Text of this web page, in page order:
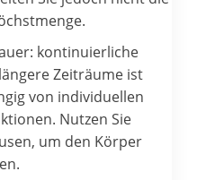
kontinuierliche
Zeiträume ist
von individuellen
Nutzen Sie
um den Körper